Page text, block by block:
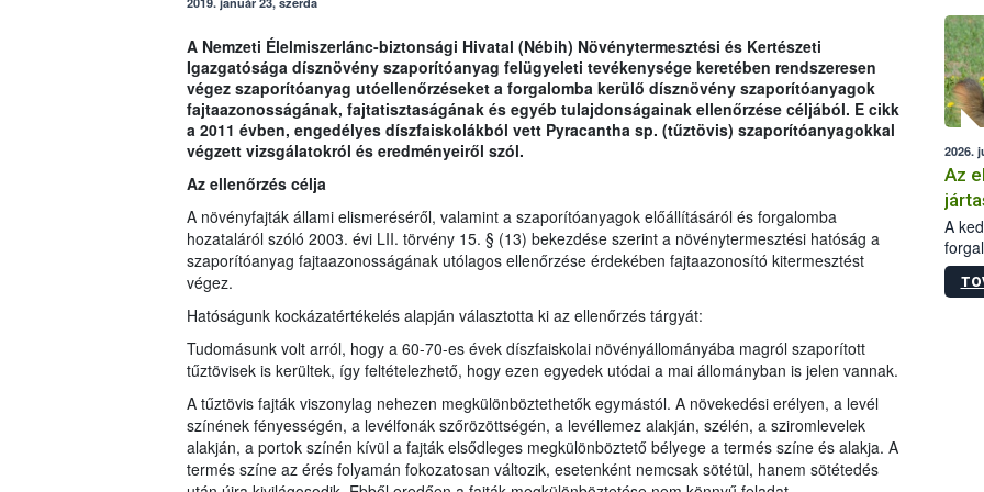
A Nemzeti Élelmiszerlánc-biztonsági Hivatal (Nébih) Növénytermesztési és Kertészeti
Igazgatósága dísznövény szaporítóanyag felügyeleti tevékenysége keretében rendszeresen
végez szaporítóanyag utóellenőrzéseket a forgalomba kerülő dísznövény szaporítóanyagok
fajtaazonosságának, fajtatisztaságának és egyéb tulajdonságainak ellenőrzése céljából. E cikk
a 2011 évben, engedélyes díszfaiskolákból vett Pyracantha sp. (tűztövis) szaporítóanyagokkal
végzett vizsgálatokról és eredményeiről szól.
Az ellenőrzés célja
A növényfajták állami elismeréséről, valamint a szaporítóanyagok előállításáról és forgalomba
hozataláról szóló 2003. évi LII. törvény 15. § (13) bekezdése szerint a növénytermesztési hatóság a
szaporítóanyag fajtaazonosságának utólagos ellenőrzése érdekében fajtaazonosító kitermesztést
végez.
Hatóságunk kockázatértékelés alapján választotta ki az ellenőrzés tárgyát:
Tudomásunk volt arról, hogy a 60-70-es évek díszfaiskolai növényállományába magról szaporított
tűztövisek is kerültek, így feltételezhető, hogy ezen egyedek utódai a mai állományban is jelen vannak.
A tűztövis fajták viszonylag nehezen megkülönböztethetők egymástól. A növekedési erélyen, a levél
színének fényességén, a levélfonák szőrözöttségén, a levéllemez alakján, szélén, a sziromlevelek
alakján, a portok színén kívül a fajták elsődleges megkülönböztető bélyege a termés színe és alakja. A
termés színe az érés folyamán fokozatosan változik, esetenként nemcsak sötétül, hanem sötétedés
2026.
Az
A